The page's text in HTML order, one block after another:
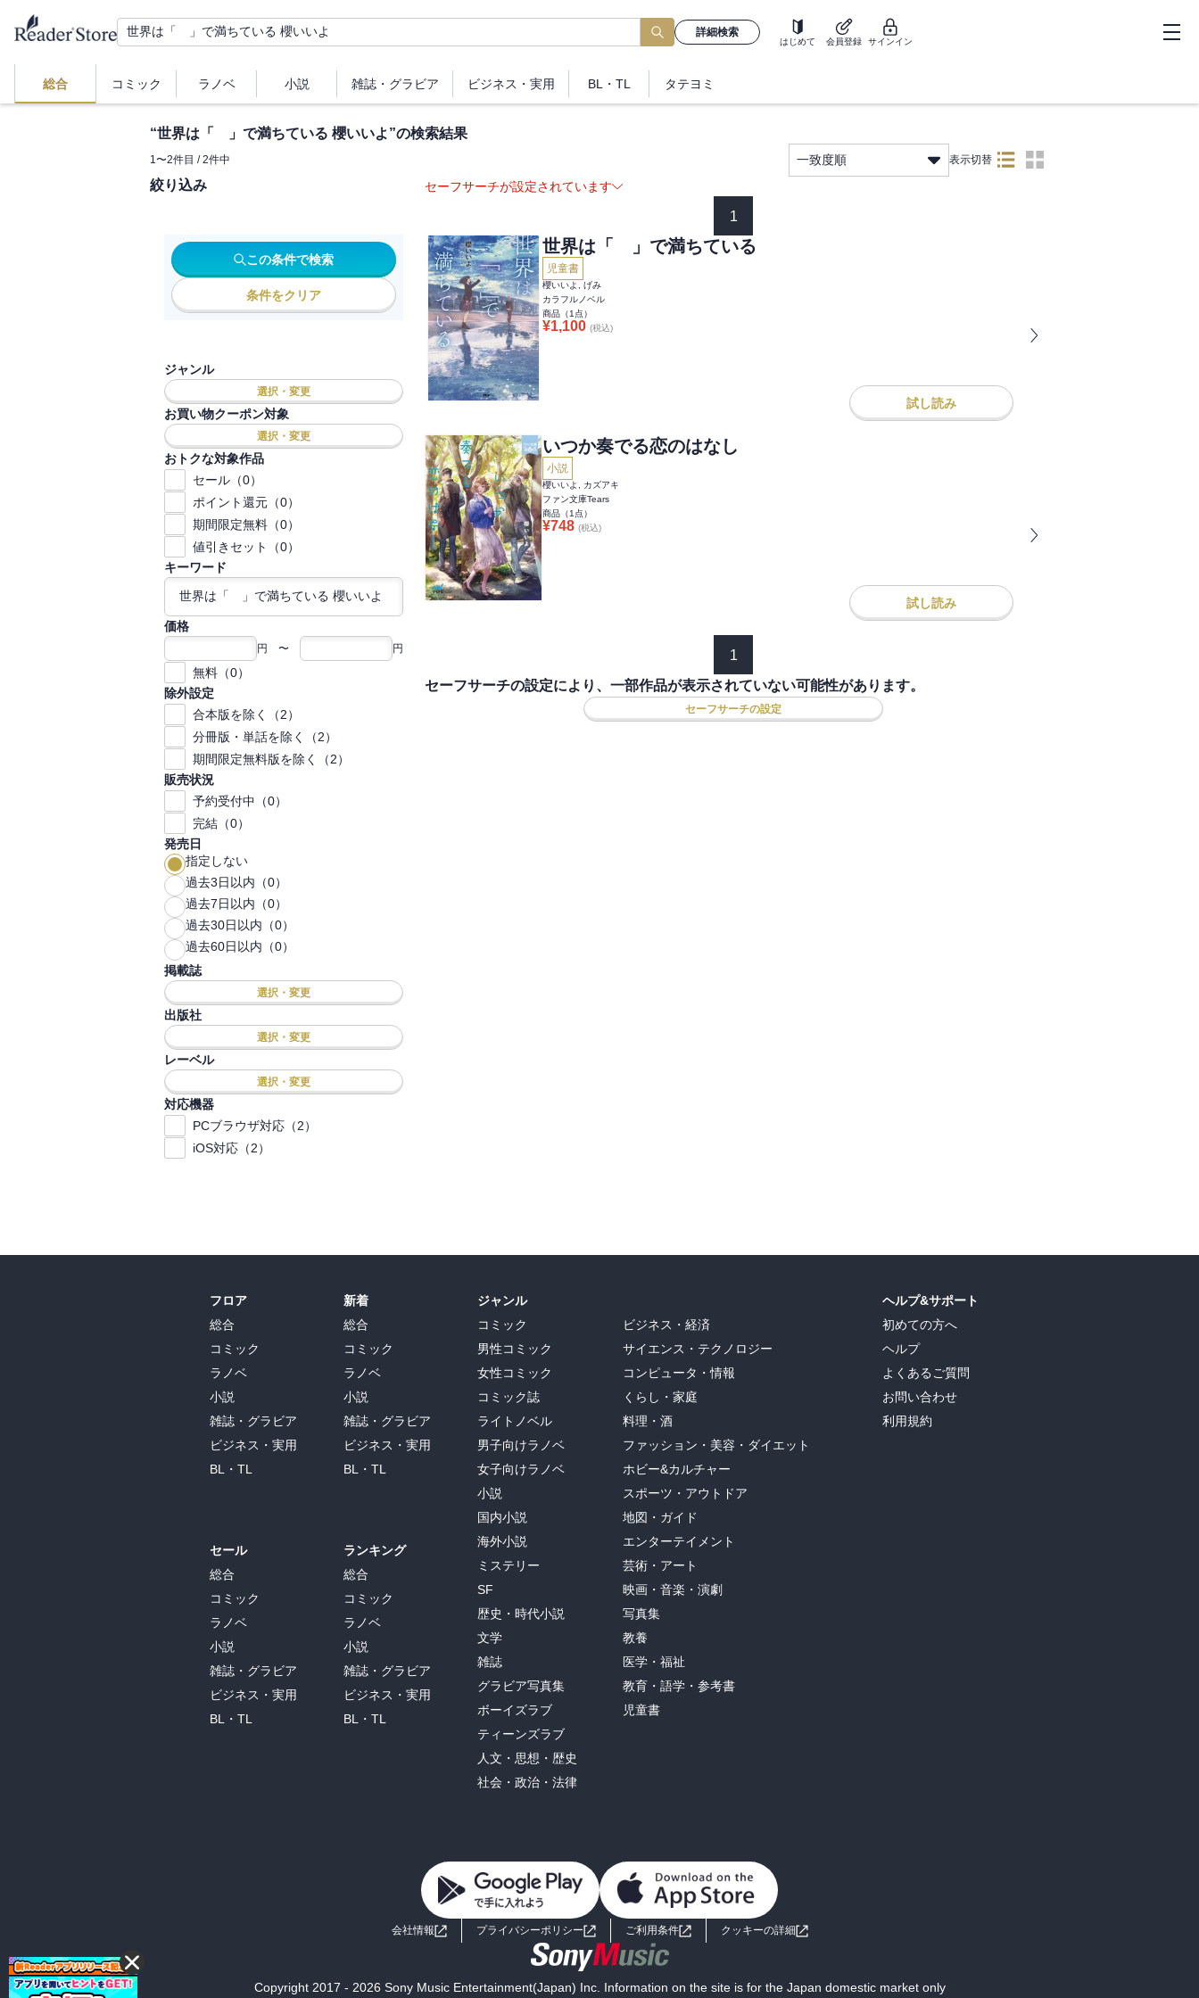
詳細検索
はじめて 会員登録 サインイン
総合 コミック ラノベ 小説 雑誌・ グラビア ビジネス ・実用 BL・TL タテヨミ
“世界は「 」で満ちている 櫻いいよ ”の検索結果
1〜2件目 / 2件中 一致度順 表示切替
絞り込み
この条件で検索
条件をクリア
ジャンル
選択・変更
お買い物クーポン対象
選択・変更
おトクな対象作品
セール（0）
ポイント還元（0）
期間限定無料（0）
値引きセット（0）
キーワード
価格
円 〜 円
無料（0）
除外設定
合本版を除く（2）
分冊版・単話を除く（2）
期間限定無料版を除く（2）
販売状況
予約受付中（0）
完結（0）
発売日
指定しない
過去3日以内（0）
過去7日以内（0）
過去30日以内（0）
過去60日以内（0）
掲載誌
選択・変更
出版社
選択・変更
レーベル
選択・変更
対応機器
PCブラウザ対応（2）
iOS対応（2）
セーフサーチが設定されています
1
世界は「 」で満ちている
児童書
櫻いいよ, げみ
カラフルノベル
商品（1 点）
¥1,100 (税込)
試し読み
いつか奏でる恋のはなし
小説
櫻いいよ, カズアキ
ファン文庫Tears
商品（1 点）
¥748 (税込)
試し読み
1
セーフサーチの設定により、一部作品が表示されていない可能性があります。
セーフサーチの設定
フロア
総合
コミック
ラノベ
小説
雑誌・グラビア
ビジネス・実用
BL・TL
セール
総合
コミック
ラノベ
小説
雑誌・グラビア
ビジネス・実用
BL・TL
新着
総合
コミック
ラノベ
小説
雑誌・グラビア
ビジネス・実用
BL・TL
ランキング
総合
コミック
ラノベ
小説
雑誌・グラビア
ビジネス・実用
BL・TL
ジャンル
コミック
男性コミック
女性コミック
コミック誌
ライトノベル
男子向けラノベ
女子向けラノベ
小説
国内小説
海外小説
ミステリー
SF
歴史・時代小説
文学
雑誌
グラビア写真集
ボーイズラブ
ティーンズラブ
人文・思想・歴史
社会・政治・法律
ビジネス・経済
サイエンス・テクノロジー
コンピュータ・情報
くらし・家庭
料理・酒
ファッション・美容・ダイエット
ホビー&カルチャー
スポーツ・アウトドア
地図・ガイド
エンターテイメント
芸術・アート
映画・音楽・演劇
写真集
教養
医学・福祉
教育・語学・参考書
児童書
ヘルプ&サポート
初めての方へ
ヘルプ
よくあるご質問
お問い合わせ
利用規約
会社情報 プライバシーポリシー ご利用条件 クッキーの詳細
Copyright 2017 - 2026 Sony Music Entertainment(Japan) Inc. Information on the site is for the Japan domestic market only